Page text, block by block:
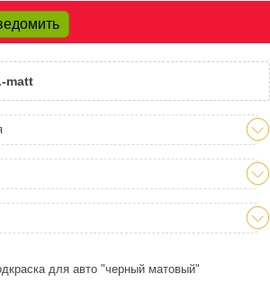
заказ
заказ
matt
для авто "черный матовый"